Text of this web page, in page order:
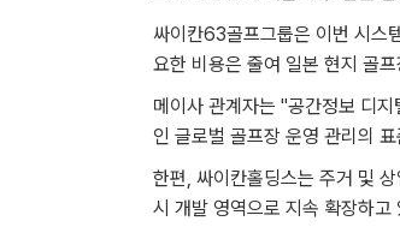
싸이칸63골프그룹은 이번 시스
요한 비용은 줄여 일본 현지 골
메이사 관계자는 "공간정보 디
인 글로벌 골프장 운영 관리의
한편, 싸이칸홀딩스는 주거 및
시 개발 영역으로 지속 확장하고